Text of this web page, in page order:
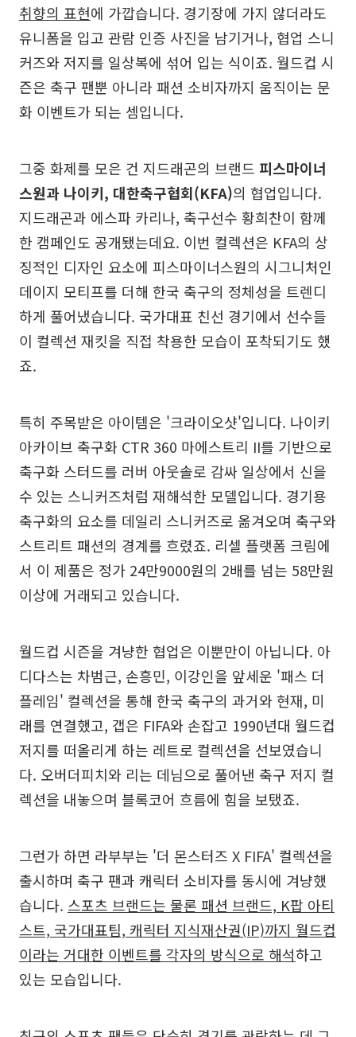
취향의 표현에 가깝습니다. 경기장에 가지 않더라도
유니폼을 입고 관람 인증 사진을 남기거나, 협업 스니
커즈와 저지를 일상복에 섞어 입는 식이죠. 월드컵 시
즌은 축구 팬뿐 아니라 패션 소비자까지 움직이는 문
화 이벤트가 되는 셈입니다.
그중 화제를 모은 건 지드래곤의 브랜드 피스마이너
스원과 나이키, 대한축구협회(KFA)의 협업입니다.
지드래곤과 에스파 카리나, 축구선수 황희찬이 함께
한 캠페인도 공개됐는데요. 이번 컬렉션은 KFA의 상
징적인 디자인 요소에 피스마이너스원의 시그니처인
데이지 모티프를 더해 한국 축구의 정체성을 트렌디
하게 풀어냈습니다. 국가대표 친선 경기에서 선수들
이 컬렉션 재킷을 직접 착용한 모습이 포착되기도 했
죠.
특히 주목받은 아이템은 '크라이오샷'입니다. 나이키
아카이브 축구화 CTR 360 마에스트리 II를 기반으로
축구화 스터드를 러버 아웃솔로 감싸 일상에서 신을
수 있는 스니커즈처럼 재해석한 모델입니다. 경기용
축구화의 요소를 데일리 스니커즈로 옮겨오며 축구와
스트리트 패션의 경계를 흐렸죠. 리셀 플랫폼 크림에
서 이 제품은 정가 24만9000원의 2배를 넘는 58만원
이상에 거래되고 있습니다.
월드컵 시즌을 겨냥한 협업은 이뿐만이 아닙니다. 아
디다스는 차범근, 손흥민, 이강인을 앞세운 '패스 더
플레임' 컬렉션을 통해 한국 축구의 과거와 현재, 미
래를 연결했고, 갭은 FIFA와 손잡고 1990년대 월드컵
저지를 떠올리게 하는 레트로 컬렉션을 선보였습니
다. 오버더피치와 리는 데님으로 풀어낸 축구 저지 컬
렉션을 내놓으며 블록코어 흐름에 힘을 보탰죠.
그런가 하면 라부부는 '더 몬스터즈 X FIFA' 컬렉션을
출시하며 축구 팬과 캐릭터 소비자를 동시에 겨냥했
습니다. 스포츠 브랜드는 물론 패션 브랜드, K팝 아티
스트, 국가대표팀, 캐릭터 지식재산권(IP)까지 월드컵
이라는 거대한 이벤트를 각자의 방식으로 해석하고
있는 모습입니다.